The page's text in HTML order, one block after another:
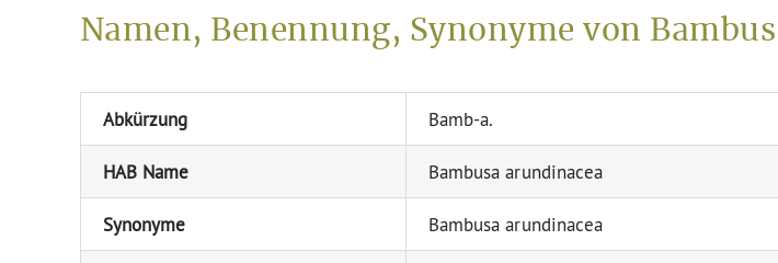
Namen, Benennung, Synonyme von Bambus
Abkürzung Bamb-a.
HAB Name Bambusa arundinacea
Synonyme Bambusa arundinacea